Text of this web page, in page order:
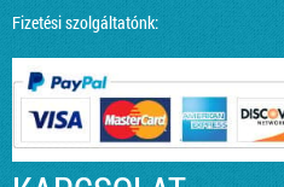
Fizetési szolgáltatónk: